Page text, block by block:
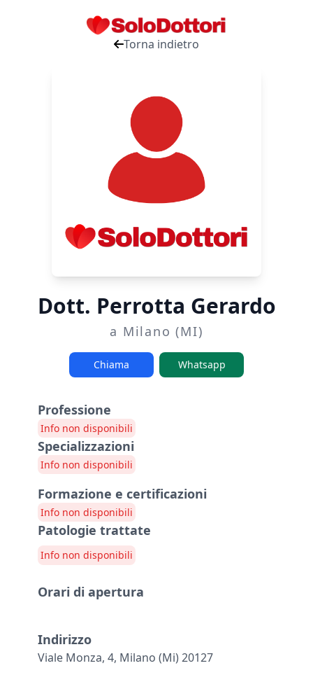
Torna indietro
Dott. Perrotta Gerardo
a Milano (MI)
Chiama Whatsapp
Professione
Info non disponibili
Specializzazioni
Info non disponibili
Formazione e certificazioni
Info non disponibili
Patologie trattate
Info non disponibili
Orari di apertura
Indirizzo
Viale Monza, 4, Milano (mi) 20127